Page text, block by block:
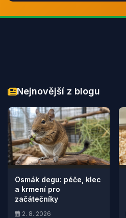
Nejnovější z blogu
Osmák degu: péče, klec
a krmení pro
začátečníky
2. 8. 2026